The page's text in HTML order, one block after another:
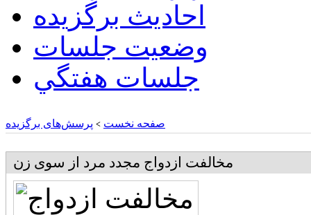
احادیث برگزیده
وضعیت جلسات
جلسات هفتگي
صفحه نخست > پرسش‌های برگزیده
مخالفت ازدواج مجدد مرد از سوی زن